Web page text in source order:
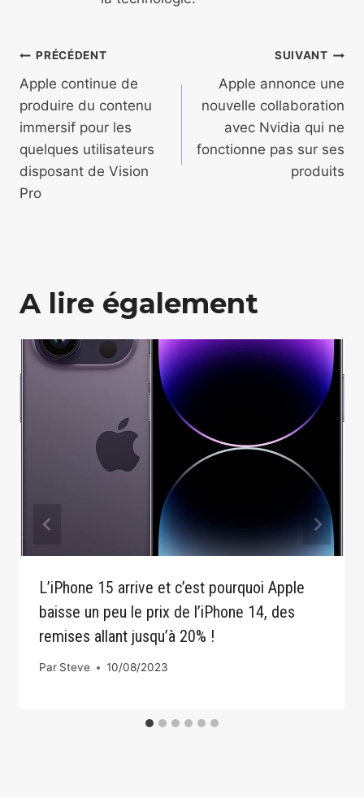
Navigation
de
l’article
PRÉCÉDENT
Apple continue de
produire du contenu
immersif pour les
quelques utilisateurs
disposant de Vision
Pro
SUIVANT
Apple annonce une
nouvelle collaboration
avec Nvidia qui ne
fonctionne pas sur ses
produits
A lire également
L’iPhone 15 arrive et c’est pourquoi Apple
baisse un peu le prix de l’iPhone 14, des
remises allant jusqu’à 20% !
Par Steve 10/08/2023